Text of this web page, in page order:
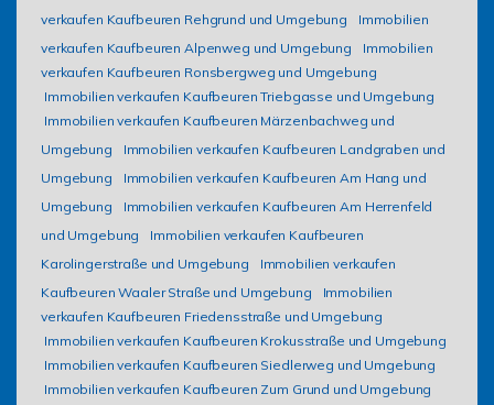
verkaufen Kaufbeuren Rehgrund und Umgebung
Immobilien
verkaufen Kaufbeuren Alpenweg und Umgebung
Immobilien
verkaufen Kaufbeuren Ronsbergweg und Umgebung
Immobilien verkaufen Kaufbeuren Triebgasse und Umgebung
Immobilien verkaufen Kaufbeuren Märzenbachweg und
Umgebung
Immobilien verkaufen Kaufbeuren Landgraben und
Umgebung
Immobilien verkaufen Kaufbeuren Am Hang und
Umgebung
Immobilien verkaufen Kaufbeuren Am Herrenfeld
und Umgebung
Immobilien verkaufen Kaufbeuren
Karolingerstraße und Umgebung
Immobilien verkaufen
Kaufbeuren Waaler Straße und Umgebung
Immobilien
verkaufen Kaufbeuren Friedensstraße und Umgebung
Immobilien verkaufen Kaufbeuren Krokusstraße und Umgebung
Immobilien verkaufen Kaufbeuren Siedlerweg und Umgebung
Immobilien verkaufen Kaufbeuren Zum Grund und Umgebung